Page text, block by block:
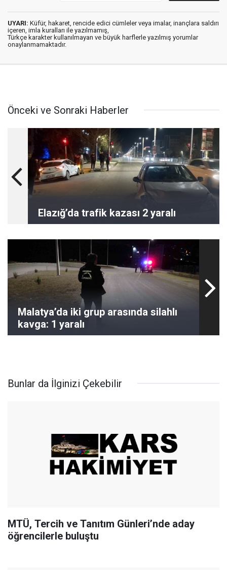
UYARI: Küfür, hakaret, rencide edici cümleler veya imalar, inançlara saldırı
içeren, imla kuralları ile yazılmamış,
Türkçe karakter kullanılmayan ve büyük harflerle yazılmış yorumlar
onaylanmamaktadır.
Önceki ve Sonraki Haberler
Elazığ’da trafik kazası 2 yaralı
Malatya’da iki grup arasında silahlı
kavga: 1 yaralı
Bunlar da İlginizi Çekebilir
MTÜ, Tercih ve Tanıtım Günleri’nde aday
öğrencilerle buluştu